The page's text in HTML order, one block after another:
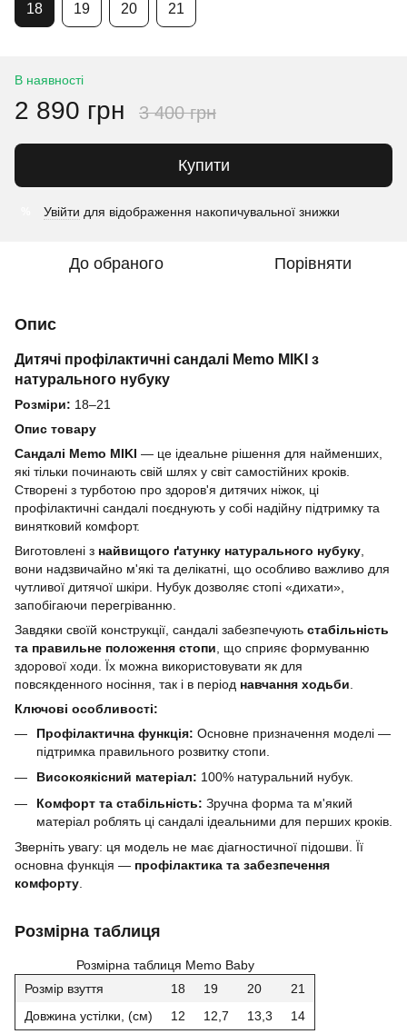
18 19 20 21
В наявності
2 890 грн 3 400 грн
Купити
Увійти для відображення накопичувальної знижки
До обраного Порівняти
Опис
Дитячі профілактичні сандалі Memo MIKI з
натурального нубуку
Розміри: 18–21
Опис товару
Сандалі Memo MIKI — це ідеальне рішення для найменших,
які тільки починають свій шлях у світ самостійних кроків.
Створені з турботою про здоров'я дитячих ніжок, ці
профілактичні сандалі поєднують у собі надійну підтримку та
винятковий комфорт.
Виготовлені з найвищого ґатунку натурального нубуку
вони надзвичайно м'які та делікатні, що особливо важливо для
чутливої дитячої шкіри. Нубук дозволяє стопі «дихати»,
запобігаючи перегріванню.
Завдяки своїй конструкції, сандалі забезпечують стабільність
та правильне положення стопи , що сприяє формуванню
здорової ходи. Їх можна використовувати як для
повсякденного носіння, так і в період навчання ходьби
Ключові особливості:
Профілактична функція: Основне призначення моделі —
підтримка правильного розвитку стопи.
Високоякісний матеріал: 100% натуральний нубук.
Комфорт та стабільність: Зручна форма та м'який
матеріал роблять ці сандалі ідеальними для перших кроків.
Зверніть увагу: ця модель не має діагностичної підошви. Її
основна функція — профілактика та забезпечення
комфорту
Розмірна таблиця
Розмірна таблиця Memo Baby
Розмір взуття
18 19 20
21
Довжина устілки, (см)
12 12,7 13,3 14